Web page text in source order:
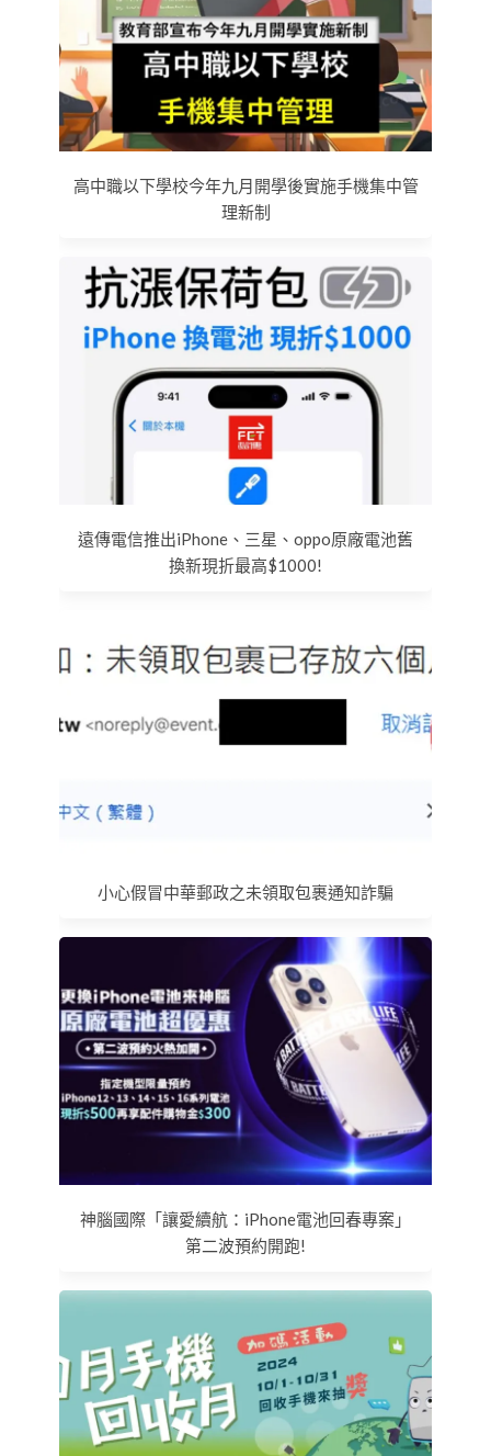
高中職以下學校今年九月開學後實施手機集中管
理新制
遠傳電信推出iPhone、三星、oppo原廠電池舊
換新現折最高$1000!
小心假冒中華郵政之未領取包裹通知詐騙
神腦國際「讓愛續航：iPhone電池回春專案」
第二波預約開跑!